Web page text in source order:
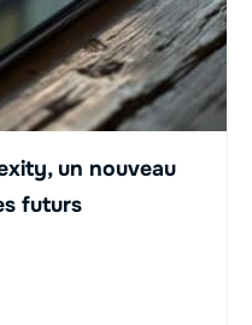
un nouveau
futurs